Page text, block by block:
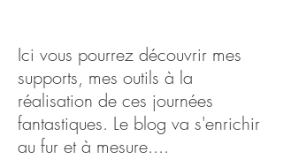
Ici vous pourrez découvrir mes
supports, mes outils à la
réalisation de ces journées
fantastiques. Le blog va s'enrichir
au fur et à mesure....